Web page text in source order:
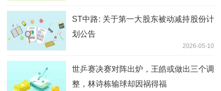
ST中路: 关于第一大股东被动减持股份计
划公告
2026-05-10
世乒赛决赛对阵出炉，王皓或做出三个调
整，林诗栋输球却因祸得福